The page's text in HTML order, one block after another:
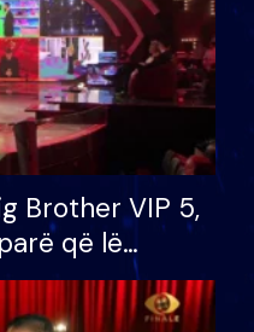
Brother VIP 5,
që lë
për